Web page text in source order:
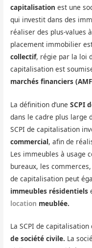
capitalisation est une
qui investit dans des
réaliser des plus-values
placement immobilier
collectif, régie par la loi
capitalisation est
marchés financiers
La définition d’une SCPI
dans le cadre plus large
SCPI de capitalisation
commercial, afin de
Les immeubles à usage
bureaux, les
de capitalisation peut
immeubles résidentiels
location meublée.
La SCPI de capitalisation
de société civile. La